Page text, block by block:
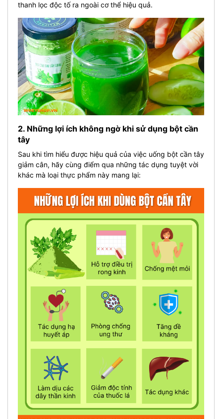
thanh lọc độc tố ra ngoài cơ thể hiệu quả.
2. Những lợi ích không ngờ khi sử dụng bột cần
tây
Sau khi tìm hiểu được hiệu quả của việc uống bột cần tây
giảm cân, hãy cùng điểm qua những tác dụng tuyệt vời
khác mà loại thực phẩm này mang lại: